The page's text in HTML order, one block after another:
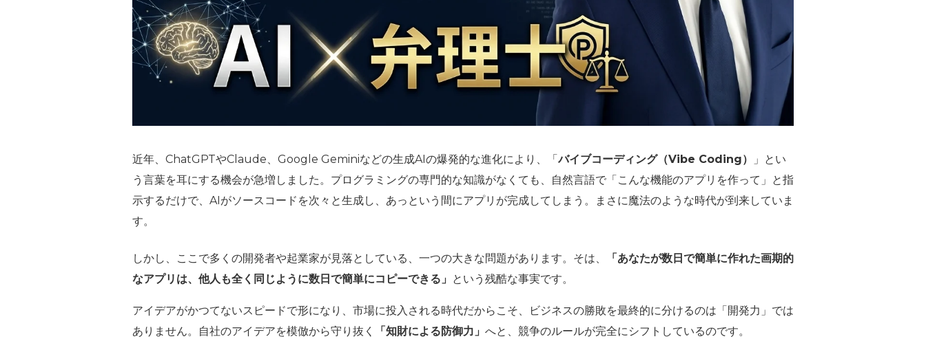
近年、ChatGPTやClaude、Google Geminiなどの生成AIの爆発的な進化により、「バイブコーディング（Vibe Coding）
」とい
う言葉を耳にする機会が急増しました。プログラミングの専門的な知識がなくても、自然言語で「こんな機能のアプリを作って」と指
示するだけで、AIがソースコードを次々と生成し、あっという間にアプリが完成してしまう。まさに魔法のような時代が到来していま
す。
しかし、ここで多くの開発者や起業家が見落としている、一つの大きな問題があります。そは、
「あなたが数日で簡単に作れた画期的
なアプリは、他人も全く同じように数日で簡単にコピーできる」 という残酷な事実です。
アイデアがかつてないスピードで形になり、市場に投入される時代だからこそ、ビジネスの勝敗を最終的に分けるのは「開発力」では
ありません。自社のアイデアを模倣から守り抜く
「知財による防御力」 へと、競争のルールが完全にシフトしているのです。